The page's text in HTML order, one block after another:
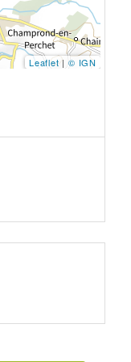
Leaflet| © IGN